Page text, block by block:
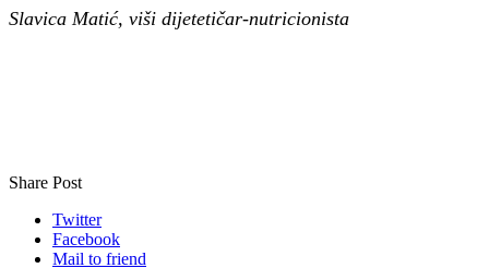
Slavica Matić, viši dijetetičar-nutricionista
Share Post
Twitter
Facebook
Mail to friend